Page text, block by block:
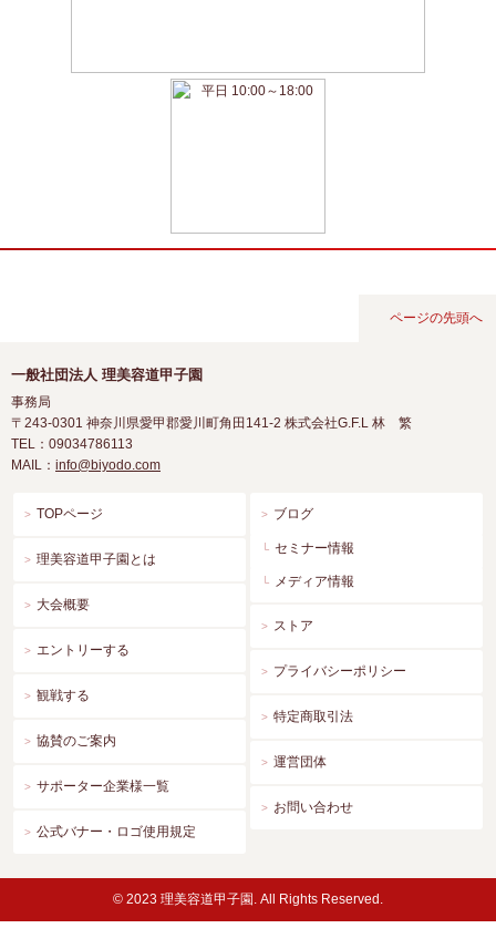
ページの先頭へ
一般社団法人 理美容道甲子園
事務局
〒243-0301 神奈川県愛甲郡愛川町角田141-2 株式会社G.F.L 林 繁
TEL：09034786113
MAIL： info@biyodo.com
TOPページ
理美容道甲子園とは
大会概要
エントリーする
観戦する
協賛のご案内
サポーター企業様一覧
公式バナー・ロゴ使用規定
ブログ
セミナー情報
メディア情報
ストア
プライバシーポリシー
特定商取引法
運営団体
お問い合わせ
© 2023 理美容道甲子園. All Rights Reserved.